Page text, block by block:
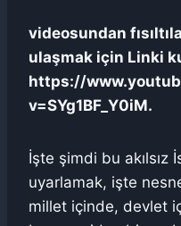
videosundan
ulaşmak için Linki
https://
v=SYg1BF_Y0iM.
İşte şimdi bu akılsız
uyarlamak, işte
millet içinde, devlet